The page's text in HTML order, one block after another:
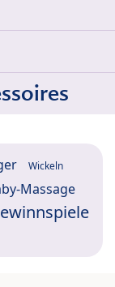
Wickeln
Massage